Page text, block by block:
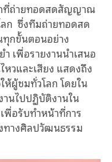
ที่ถ่ายทอดสดสัญญาณ
ลก ซึ่งทีมถ่ายทอดสด
ทุกขั้นตอนอย่าง
เพื่อรายงานนำเสนอ
วและเสียง แสดงถึง
ห้ผู้ชมทั่วโลก โดยใน
นไปปฏิบัติงานใน
พื่อรับทำหน้าที่การ
ทางศิลปวัฒนธรรม